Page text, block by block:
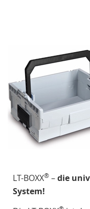
LT-BOXX® –die
System!